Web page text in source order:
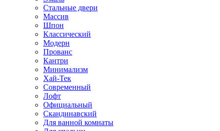
Стальные двери
Массив
Шпон
Классический
Модерн
Прованс
Кантри
Минимализм
Хай-Тек
Современный
Лофт
Официальный
Скандинавский
Для ванной комнаты